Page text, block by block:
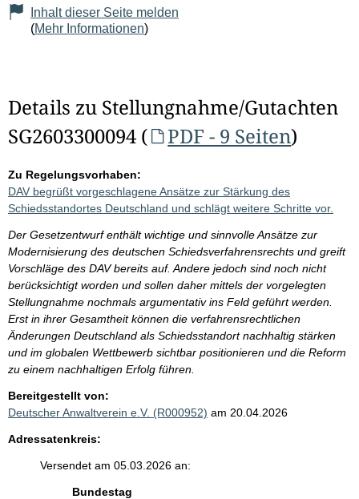
Inhalt dieser Seite melden
(Mehr Informationen)
Details zu Stellungnahme/Gutachten
SG2603300094 (
PDF - 9 Seiten)
Zu Regelungsvorhaben:
DAV begrüßt vorgeschlagene Ansätze zur Stärkung des
Schiedsstandortes Deutschland und schlägt weitere Schritte vor.
Der Gesetzentwurf enthält wichtige und sinnvolle Ansätze zur
Modernisierung des deutschen Schiedsverfahrensrechts und greift
Vorschläge des DAV bereits auf. Andere jedoch sind noch nicht
berücksichtigt worden und sollen daher mittels der vorgelegten
Stellungnahme nochmals argumentativ ins Feld geführt werden.
Erst in ihrer Gesamtheit können die verfahrensrechtlichen
Änderungen Deutschland als Schiedsstandort nachhaltig stärken
und im globalen Wettbewerb sichtbar positionieren und die Reform
zu einem nachhaltigen Erfolg führen.
Bereitgestellt von:
Deutscher Anwaltverein e.V. (R000952) am 20.04.2026
Adressatenkreis:
Versendet am 05.03.2026 an:
Bundestag